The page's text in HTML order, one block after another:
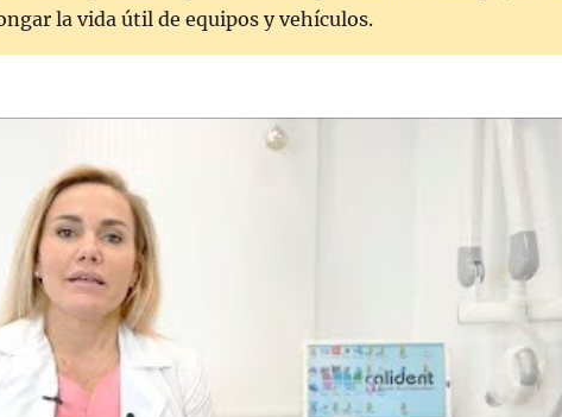
la vida útil de equipos y vehículos.